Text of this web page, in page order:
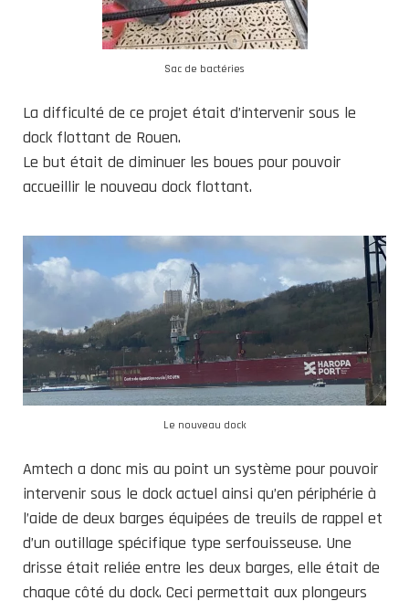
Sac de bactéries
La difficulté de ce projet était d’intervenir sous le
dock flottant de Rouen.
Le but était de diminuer les boues pour pouvoir
accueillir le nouveau dock flottant.
Le nouveau dock
Amtech a donc mis au point un système pour pouvoir
intervenir sous le dock actuel ainsi qu’en périphérie à
l’aide de deux barges équipées de treuils de rappel et
d’un outillage spécifique type serfouisseuse. Une
drisse était reliée entre les deux barges, elle était de
chaque côté du dock. Ceci permettait aux plongeurs